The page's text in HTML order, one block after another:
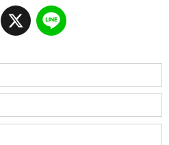
Facebook
X